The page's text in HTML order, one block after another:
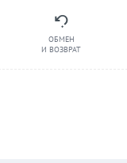
ОБМЕН
И ВОЗВРАТ